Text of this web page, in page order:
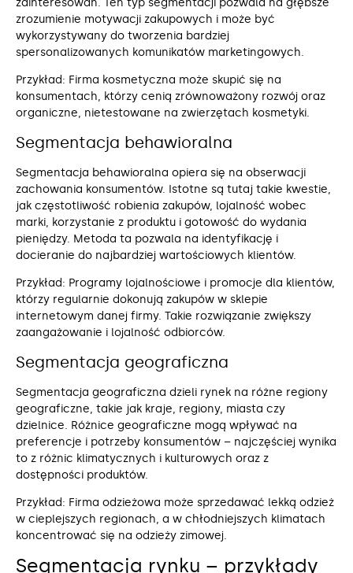
zainteresowań. Ten typ segmentacji pozwala na głębsze
zrozumienie motywacji zakupowych i może być
wykorzystywany do tworzenia bardziej
spersonalizowanych komunikatów marketingowych.
Przykład: Firma kosmetyczna może skupić się na
konsumentach, którzy cenią zrównoważony rozwój oraz
organiczne, nietestowane na zwierzętach kosmetyki.
Segmentacja behawioralna
Segmentacja behawioralna opiera się na obserwacji
zachowania konsumentów. Istotne są tutaj takie kwestie,
jak częstotliwość robienia zakupów, lojalność wobec
marki, korzystanie z produktu i gotowość do wydania
pieniędzy. Metoda ta pozwala na identyfikację i
docieranie do najbardziej wartościowych klientów.
Przykład: Programy lojalnościowe i promocje dla klientów,
którzy regularnie dokonują zakupów w sklepie
internetowym danej firmy. Takie rozwiązanie zwiększy
zaangażowanie i lojalność odbiorców.
Segmentacja geograficzna
Segmentacja geograficzna dzieli rynek na różne regiony
geograficzne, takie jak kraje, regiony, miasta czy
dzielnice. Różnice geograficzne mogą wpływać na
preferencje i potrzeby konsumentów – najczęściej wynika
to z różnic klimatycznych i kulturowych oraz z
dostępności produktów.
Przykład: Firma odzieżowa może sprzedawać lekką odzież
w cieplejszych regionach, a w chłodniejszych klimatach
koncentrować się na odzieży zimowej.
Segmentacja rynku – przykłady